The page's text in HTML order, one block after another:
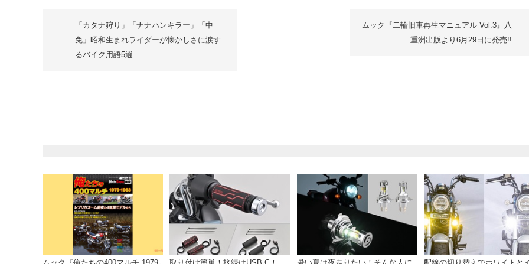
「カタナ狩り」「ナナハンキラー」「中
免」昭和生まれライダーが懐かしさに涙す
るバイク用語5選
ムック『二輪旧車再生マニュアル Vol.3』八
重洲出版より6月29日に発売!!